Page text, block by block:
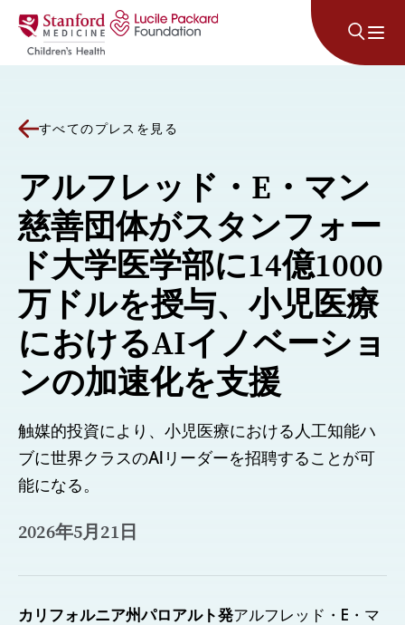
コンテンツにスキップ
すべてのプレスを見る
アルフレッド・E・マン
慈善団体がスタンフォー
ド大学医学部に14億1000
万ドルを授与、小児医療
におけるAIイノベーショ
ンの加速化を支援
触媒的投資により、小児医療における人工知能ハ
ブに世界クラスのAIリーダーを招聘することが可
能になる。
2026年5月21日
カリフォルニア州パロアルト発アルフレッド・E・マ